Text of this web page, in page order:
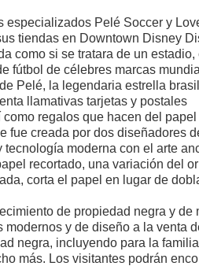
especializados Pelé Soccer y
tiendas en Downtown Disney
como si se tratara de un estadio,
fútbol de célebres marcas
Pelé, la legendaria estrella
llamativas tarjetas y postales
regalos que hacen del
fue creada por dos diseñadores
moderna con el arte
recortado, una variación del
corta el papel en lugar de
de propiedad negra y de
modernos y de diseño a la venta
negra, incluyendo para la
más. Los visitantes podrán